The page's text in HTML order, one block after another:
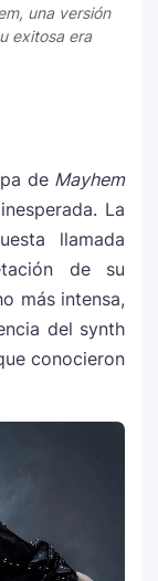
una versión
exitosa era
de Mayhem
La
llamada
de su
más intensa,
del synth
conocieron